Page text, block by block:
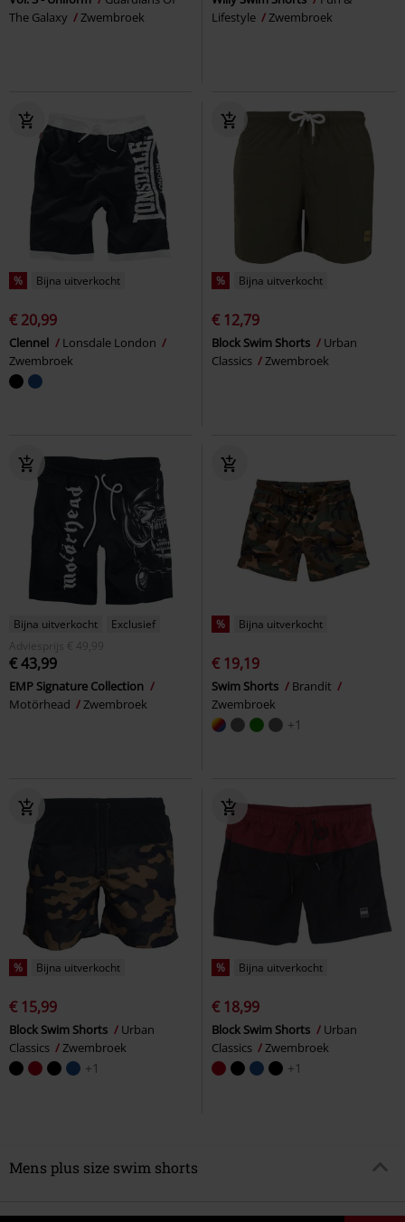
The Galaxy
Zwembroek
Lifestyle
Zwembroek
% Bijna uitverkocht
€ 20,99
Clennel
Lonsdale London
Zwembroek
% Bijna uitverkocht
€ 12,79
Block Swim Shorts
Urban
Classics
Zwembroek
Bijna uitverkocht
Exclusief
Adviesprijs
€ 49,99
€ 43,99
EMP Signature Collection
Motörhead
Zwembroek
% Bijna uitverkocht
€ 19,19
Swim Shorts
Brandit
Zwembroek
+1
% Bijna uitverkocht
€ 15,99
Block Swim Shorts
Urban
Classics
Zwembroek
+1
% Bijna uitverkocht
€ 18,99
Block Swim Shorts
Urban
Classics
Zwembroek
+1
Mens plus size swim shorts